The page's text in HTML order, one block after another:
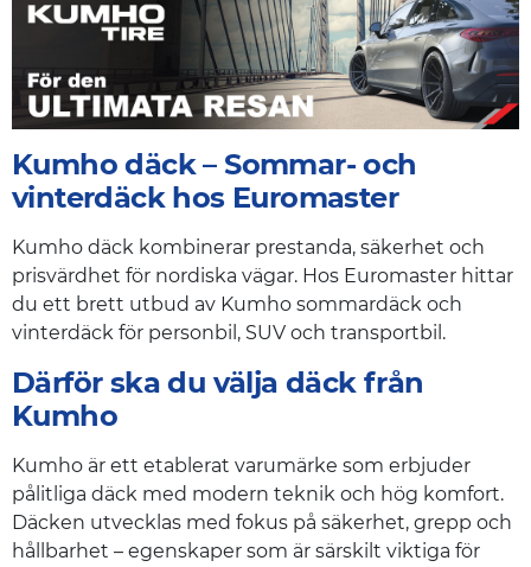
Kumho däck – Sommar- och
vinterdäck hos Euromaster
Kumho däck kombinerar prestanda, säkerhet och
prisvärdhet för nordiska vägar. Hos Euromaster hittar
du ett brett utbud av Kumho sommardäck och
vinterdäck för personbil, SUV och transportbil.
Därför ska du välja däck från
Kumho
Kumho är ett etablerat varumärke som erbjuder
pålitliga däck med modern teknik och hög komfort.
Däcken utvecklas med fokus på säkerhet, grepp och
hållbarhet – egenskaper som är särskilt viktiga för